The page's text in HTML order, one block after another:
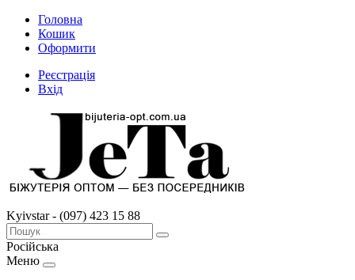
Головна
Кошик
Оформити
Реєстрація
Вхід
Kyivstar - (097) 423 15 88
Російська
Меню